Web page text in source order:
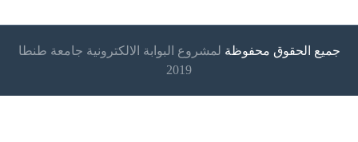
جميع الحقوق محفوظة لمشروع البوابة الالكترونية جامعة طنطا
2019